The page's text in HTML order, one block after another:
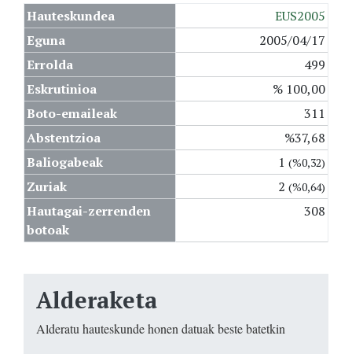
Hauteskundea
EUS2005
Eguna
2005/04/17
Errolda
499
Eskrutinioa
% 100,00
Boto-emaileak
311
Abstentzioa
%37,68
Baliogabeak
1 (%0,32)
Zuriak 2 (%0,64)
Hautagai-zerrenden
botoak
308
Alderaketa
Alderatu hauteskunde honen datuak beste batetkin